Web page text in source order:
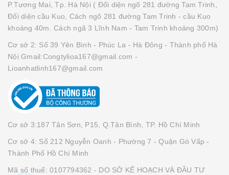
P.Tương Mai, Tp. Hà Nội ( Đối diện ngõ 281 đường Tam Trinh,
Đối diện cầu Kuo, Cách ngõ 281 đường Tam Trinh - cầu Kuo
khoảng 40m. Cách ngã 3 Lĩnh Nam - Tam Trinh khoảng 300m)
Cơ sở 2: Số 39 Yên Bình - Phúc La - Hà Đông - Thành phố Hà
Nội Gmail:Congtylioa167@gmail.com -
Lioanhatlinh167@gmail.com
Cơ sở 3:187 Tân Sơn, P15, Q.Tân Bình, TP. Hồ Chí Minh
Cơ sở 4: Số 212 Nguyễn Oanh - Phường 7 - Quận Gò Vấp -
Thành Phố Hồ Chí Minh
Mã số thuế: 0107794362 - DO SỞ KẾ HOẠCH VÀ ĐẦU TƯ